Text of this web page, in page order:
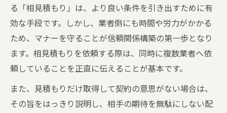
る「相見積もり」は、より良い条件を引き出すために有
効な手段です。しかし、業者側にも時間や労力がかかる
ため、マナーを守ることが信頼関係構築の第一歩となり
ます。相見積もりを依頼する際は、同時に複数業者へ依
頼していることを正直に伝えることが基本です。
また、見積もりだけ取得して契約の意思がない場合は、
その旨をはっきり説明し、相手の期待を無駄にしない配